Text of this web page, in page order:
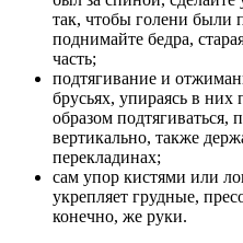
так, чтобы голени были
поднимайте бедра,
часть;
подтягивание и
брусьях, упираясь в
образом
вертикально, также
перекладинах;
сам упор кистями или
укрепляет грудные,
конечно, же руки.